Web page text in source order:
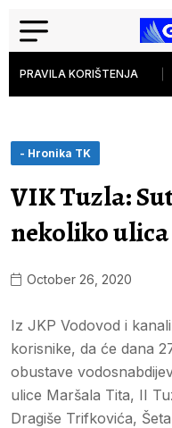
PRAVILA KORIŠTENJA
- Hronika TK
VIK Tuzla:
nekoliko ulica
October 26, 2020
Iz JKP Vodovod i
korisnike, da će dana
obustave
ulice Maršala Tita, II
Dragiše Trifkovića,